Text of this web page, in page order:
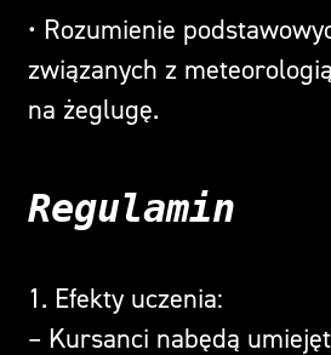
• Rozumienie
związanych z
na żeglugę.
Regulamin
1. Efekty uczenia:
– Kursanci nabędą